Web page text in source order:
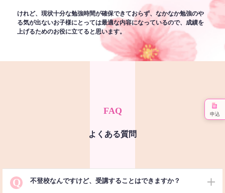
けれど、現状十分な勉強時間が確保できておらず、なかなか勉強のや
る気が出ないお子様にとっては最適な内容になっているので、成績を
上げるためのお役に立てると思います。
FAQ
よくある質問
Q 不登校なんですけど、受講することはできますか？
申込